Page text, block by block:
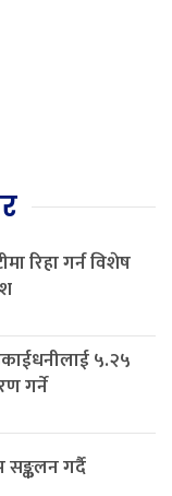
रिहा गर्न विशेष
५.२५
गर्ने
सङ्कलन गर्दै